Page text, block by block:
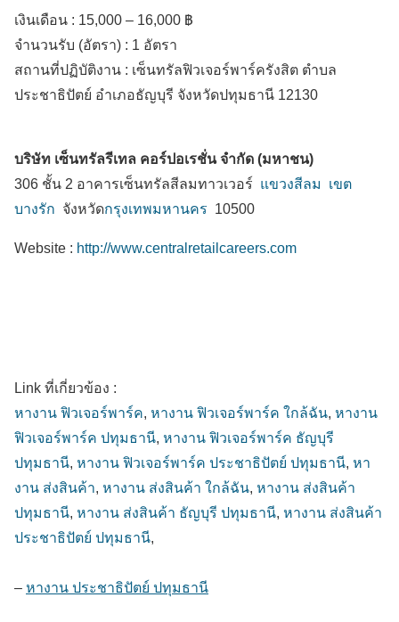
เงินเดือน : 15,000 – 16,000 ฿
จำนวนรับ (อัตรา) : 1 อัตรา
สถานที่ปฏิบัติงาน : เซ็นทรัลฟิวเจอร์พาร์ครังสิต ตำบล
ประชาธิปัตย์ อำเภอธัญบุรี จังหวัดปทุมธานี 12130
บริษัท เซ็นทรัลรีเทล คอร์ปอเรชั่น จำกัด (มหาชน)
306 ชั้น 2 อาคารเซ็นทรัลสีลมทาวเวอร์ แขวงสีลม
เขต
บางรัก จังหวัดกรุงเทพมหานคร 10500
Website : http://www.centralretailcareers.com
Link ที่เกี่ยวข้อง :
หางาน ฟิวเจอร์พาร์ค, หางาน ฟิวเจอร์พาร์ค ใกล้ฉัน, หางาน
ฟิวเจอร์พาร์ค ปทุมธานี, หางาน ฟิวเจอร์พาร์ค ธัญบุรี
ปทุมธานี, หางาน ฟิวเจอร์พาร์ค ประชาธิปัตย์ ปทุมธานี, หา
งาน ส่งสินค้า, หางาน ส่งสินค้า ใกล้ฉัน, หางาน ส่งสินค้า
ปทุมธานี, หางาน ส่งสินค้า ธัญบุรี ปทุมธานี, หางาน ส่งสินค้า
ประชาธิปัตย์ ปทุมธานี,
– หางาน ประชาธิปัตย์ ปทุมธานี